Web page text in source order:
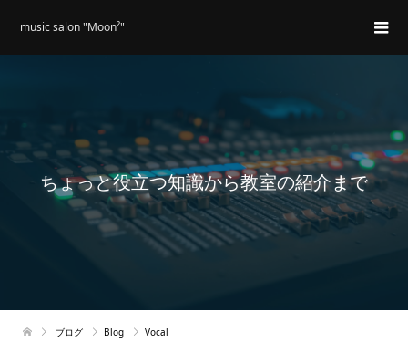
music salon "Moon²"
ちょっと役立つ知識から教室の紹介まで
ブログ Blog Vocal